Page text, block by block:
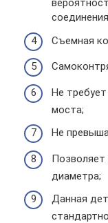
Съемная
Не требует
моста;
Не
Позволяет
диаметра;
Данная